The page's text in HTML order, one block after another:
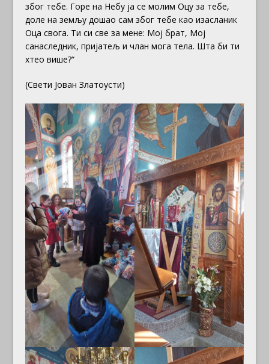
због тебе. Горе на Небу ја се молим Оцу за тебе,
доле на земљу дошао сам због тебе као изасланик
Оца свога. Ти си све за мене: Мој брат, Мој
санаследник, пријатељ и члан мога тела. Шта би ти
хтео више?“
(Свети Јован Златоусти)